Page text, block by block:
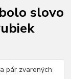
slovo